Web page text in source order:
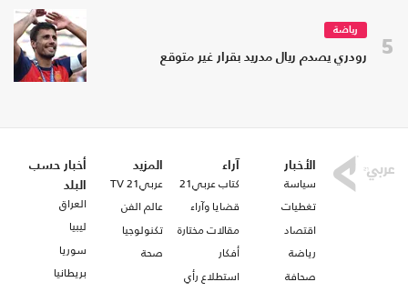
5
رياضة
رودري يصدم ريال مدريد بقرار غير متوقع
الأخبار
سياسة
تغطيات
اقتصاد
رياضة
صحافة
آراء
كتاب عربي21
قضايا وآراء
مقالات مختارة
أفكار
استطلاع رأي
المزيد
عربي21 TV
عالم الفن
تكنولوجيا
صحة
أخبار حسب
البلد
العراق
ليبيا
سوريا
بريطانيا